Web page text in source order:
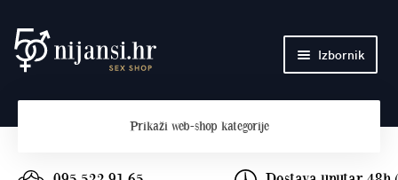
Preskoči
na
Skoči
do
Izbornik
Plaćanje i dostava
Prikaži web-shop kategorije